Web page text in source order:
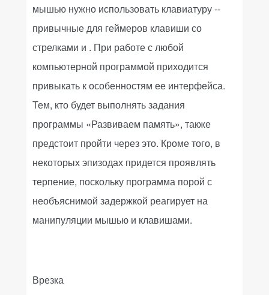
мышью нужно использовать клавиатуру --
привычные для геймеров клавиши со
стрелками и . При работе с любой
компьютерной программой приходится
привыкать к особенностям ее интерфейса.
Тем, кто будет выполнять задания
программы «Развиваем память», также
предстоит пройти через это. Кроме того, в
некоторых эпизодах придется проявлять
терпение, поскольку программа порой с
необъяснимой задержкой реагирует на
манипуляции мышью и клавишами.
Врезка